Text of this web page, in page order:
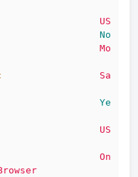
US
No
Mo
Sa
Ye
US
On